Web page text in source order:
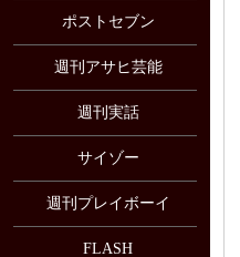
ポストセブン
週刊アサヒ芸能
週刊実話
サイゾー
週刊プレイボーイ
FLASH